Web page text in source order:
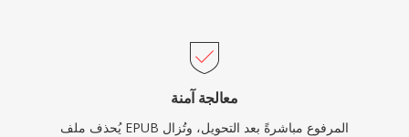
معالجة آمنة
يُحذف ملف EPUB المرفوع مباشرةً بعد التحويل، وتُزال